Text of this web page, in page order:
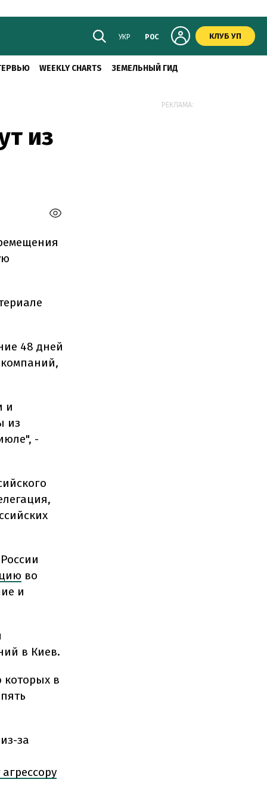
УКР РОС КЛУБ УП
WEEKLY CHARTS ЗЕМЕЛЬНЫЙ ГИД
из
48 дней
и
из
-
во
и
в Киев.
которых в
за
РЕКЛАМА: